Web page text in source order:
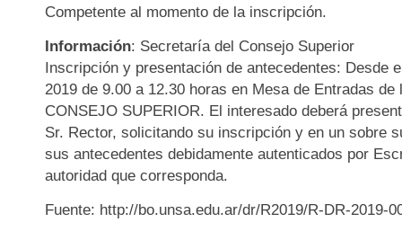
Competente al momento de la inscripción.
Información: Secretaría del Consejo Superior
Inscripción y presentación de antecedentes: Desde
2019 de 9.00 a 12.30 horas en Mesa de Entradas de
CONSEJO SUPERIOR. El interesado deberá
Sr. Rector, solicitando su inscripción y en un sobre
sus antecedentes debidamente autenticados por
autoridad que corresponda.
Fuente: http://bo.unsa.edu.ar/dr/R2019/R-DR-2019-